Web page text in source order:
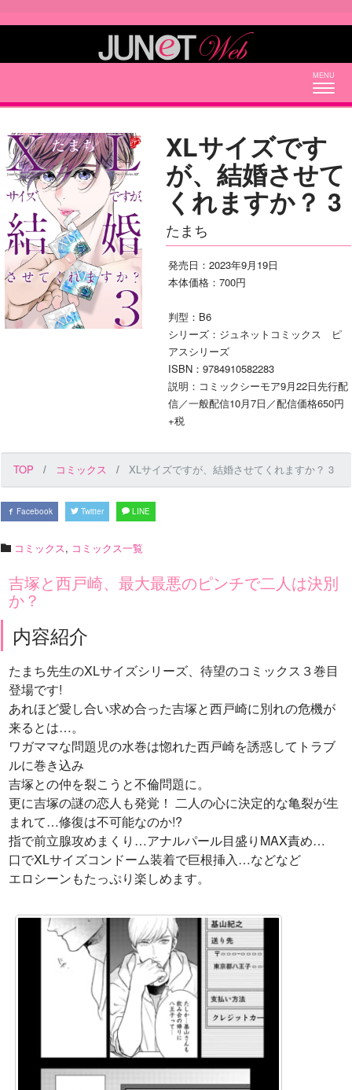
XLサイズです
が、結婚させて
くれますか？ 3
たまち
発売日：2023年9月19日
本体価格：700円
判型：B6
シリーズ：ジュネットコミックス ピ
アスシリーズ
ISBN：9784910582283
説明：コミックシーモア9月22日先行配
信／一般配信10月7日／配信価格650円
+税
TOP コミックス XLサイズですが、結婚させてくれますか？ 3
Facebook Twitter LINE
コミックス, コミックス一覧
吉塚と西戸崎、最大最悪のピンチで二人は決別
か？
内容紹介
たまち先生のXLサイズシリーズ、待望のコミックス３巻目
登場です!
あれほど愛し合い求め合った吉塚と西戸崎に別れの危機が
来るとは…。
ワガママな問題児の水巻は惚れた西戸崎を誘惑してトラブ
ルに巻き込み
吉塚との仲を裂こうと不倫問題に。
更に吉塚の謎の恋人も発覚！ 二人の心に決定的な亀裂が生
まれて…修復は不可能なのか!?
指で前立腺攻めまくり…アナルパール目盛りMAX責め…
口でXLサイズコンドーム装着で巨根挿入…などなど
エロシーンもたっぷり楽しめます。